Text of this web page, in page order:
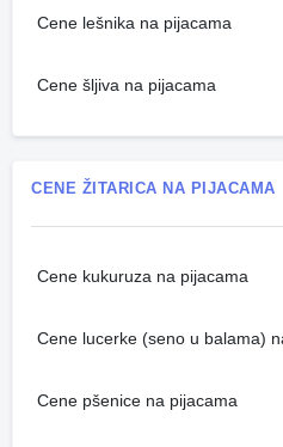
Cene lešnika na pijacama
Cene šljiva na pijacama
CENE ŽITARICA NA PIJACAMA
Cene kukuruza na pijacama
Cene lucerke (seno u balama)
Cene pšenice na pijacama